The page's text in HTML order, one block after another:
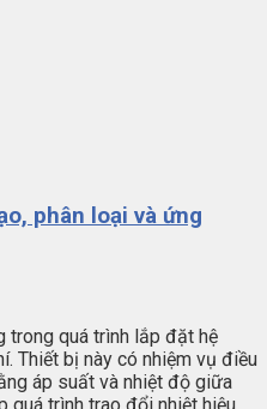
phân loại và ứng
trong quá trình lắp đặt hệ
Thiết bị này có nhiệm vụ điều
áp suất và nhiệt độ giữa